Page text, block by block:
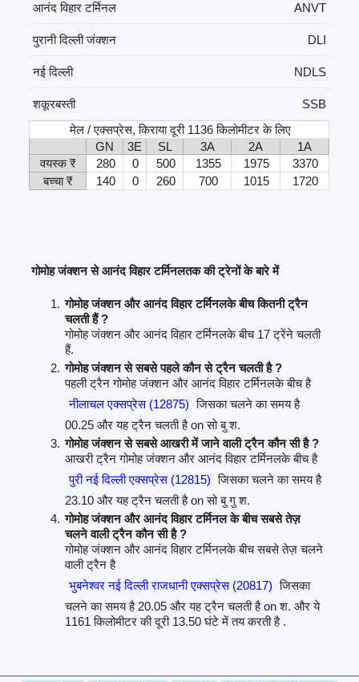
आनंद विहार टर्मिनल ANVT
पुरानी दिल्ली जंक्शन DLI
नई दिल्ली NDLS
शकूरबस्ती
SSB
मेल / एक्सप्रेस, किराया दूरी 1136 किलोमीटर के लिए
GN
3E SL 3A 2A
1A
वयस्क ₹
280 0 500 1355 1975
3370
बच्चा ₹
140 0 260 700 1015 1720
गोमोह जंक्शन से आनंद विहार टर्मिनलतक की ट्रेनों के बारे में
गोमोह जंक्शन और आनंद विहार टर्मिनलके बीच कितनी ट्रैन
चलती हैं ?
गोमोह जंक्शन और आनंद विहार टर्मिनलके बीच 17 ट्रेंने चलती
हैं.
गोमोह जंक्शन से सबसे पहले कौन से ट्रैन चलती है ?
पहली ट्रैन गोमोह जंक्शन और आनंद विहार टर्मिनलके बीच है
नीलाचल एक्सप्रेस (12875) जिसका चलने का समय है
00.25 और यह ट्रैन चलती है on सो बु श.
गोमोह जंक्शन से सबसे आखरी में जाने वाली ट्रैन कौन सी है ?
आखरी ट्रैन गोमोह जंक्शन और आनंद विहार टर्मिनलके बीच है
पुरी नई दिल्ली एक्सप्रेस (12815) जिसका चलने का समय है
23.10 और यह ट्रैन चलती है on सो बु गु श.
गोमोह जंक्शन और आनंद विहार टर्मिनल के बीच सबसे तेज़
चलने वाली ट्रैन कौन सी है ?
गोमोह जंक्शन और आनंद विहार टर्मिनलके बीच सबसे तेज़ चलने
वाली ट्रैन है
भुबनेश्वर नई दिल्ली राजधानी एक्सप्रेस (20817) जिसका
चलने का समय है 20.05 और यह ट्रैन चलती है on श. और ये
1161 किलोमीटर की दूरी 13.50 घंटे में तय करती है .